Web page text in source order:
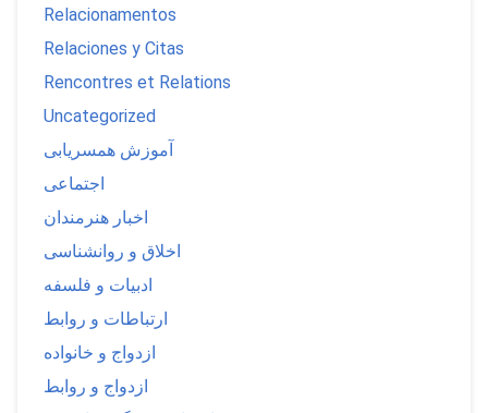
Relacionamentos
Relaciones y Citas
Rencontres et Relations
Uncategorized
آموزش همسریابی
اجتماعی
اخبار هنرمندان
اخلاق و روانشناسی
ادبیات و فلسفه
ارتباطات و روابط
ازدواج و خانواده
ازدواج و روابط